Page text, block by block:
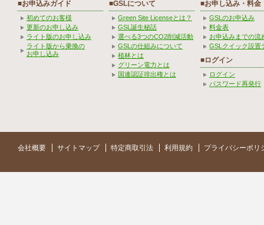
■お申込みガイド
初めてのお客様
更新のお申し込み
ライト版のお申し込み
ライト版から乗換の
お申し込み
■GSLについて
Green Site Licenseとは？
GSL誕生秘話
選べる3つのCO2削減活動
GSLの仕組みについて
植林とは
グリーン電力とは
国連認証排出権とは
■お申し込み・料金
GSLのお申込み
料金表
お申込みまでの流
GSLクイック設置
■ログイン
ログイン
パスワード再発行
会社概要 サイトマップ 特定商取引法 利用規約 プライバシーポリ